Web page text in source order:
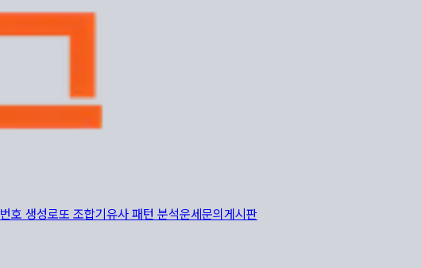
번호 생성로또 조합기 유사 패턴 분석운세 문의게시판